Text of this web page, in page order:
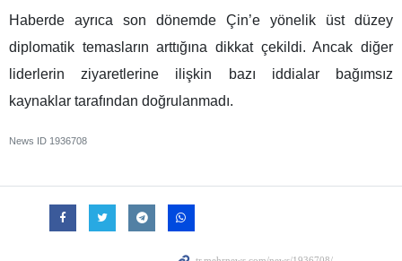
Haberde ayrıca son dönemde Çin’e yönelik üst düzey
diplomatik temasların arttığına dikkat çekildi. Ancak diğer
liderlerin ziyaretlerine ilişkin bazı iddialar bağımsız
kaynaklar tarafından doğrulanmadı.
News ID 1936708